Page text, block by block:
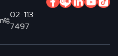
02-113-
7497